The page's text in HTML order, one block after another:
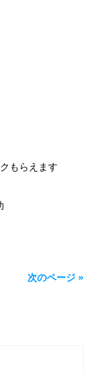
もらえます
次のページ »